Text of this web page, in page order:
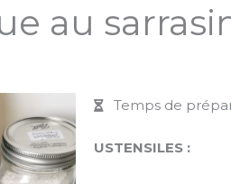
au
Temps de
USTENSILES :